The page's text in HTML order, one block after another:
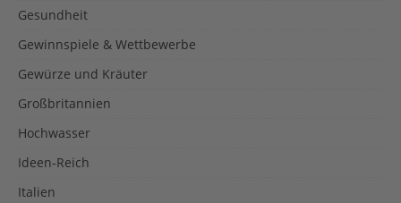
Gesundheit
Gewinnspiele & Wettbewerbe
Gewürze und Kräuter
Großbritannien
Hochwasser
Ideen-Reich
Italien